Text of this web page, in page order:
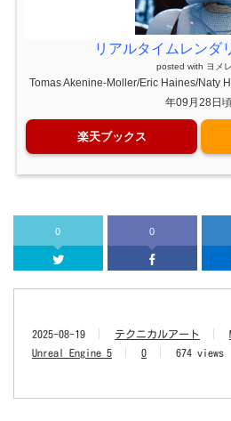
リアルタイムレンダ
posted with ヨメ
Tomas Akenine-Moller/Eric Haines/Naty
年09月28日
楽天ブックス
0
Twitter
0
2025-08-19 テクニカルアート
Unreal Engine 5
0 674 views